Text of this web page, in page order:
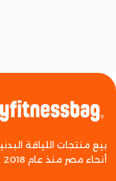
بيع منتجات اللياقة
أنحاء مصر منذ عام 2018